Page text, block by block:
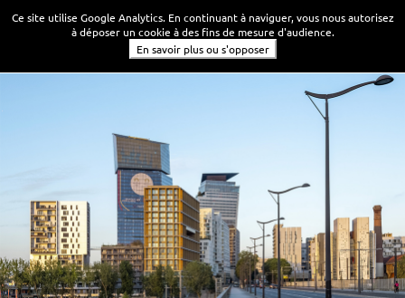
Ce site utilise Google Analytics. En continuant à naviguer, vous nous autorisez
à déposer un cookie à des fins de mesure d'audience.
En savoir plus ou s'opposer